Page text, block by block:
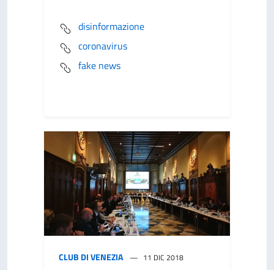
disinformazione
coronavirus
fake news
CLUB DI VENEZIA 11 DIC 2018